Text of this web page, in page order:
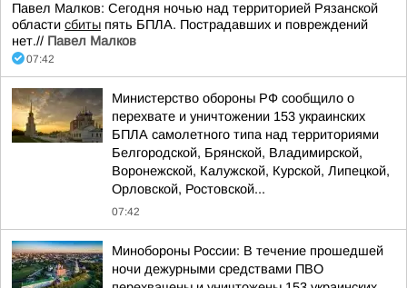
Павел Малков: Сегодня ночью над территорией Рязанской
области сбиты пять БПЛА. Пострадавших и повреждений
нет.// Павел Малков
07:42
Министерство обороны РФ сообщило о
перехвате и уничтожении 153 украинских
БПЛА самолетного типа над территориями
Белгородской, Брянской, Владимирской,
Воронежской, Калужской, Курской, Липецкой,
Орловской, Ростовской...
07:42
Минобороны России: В течение прошедшей
ночи дежурными средствами ПВО